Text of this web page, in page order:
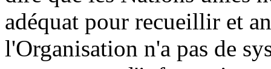
adéquat pour recueillir et
l'Organisation n'a pas de